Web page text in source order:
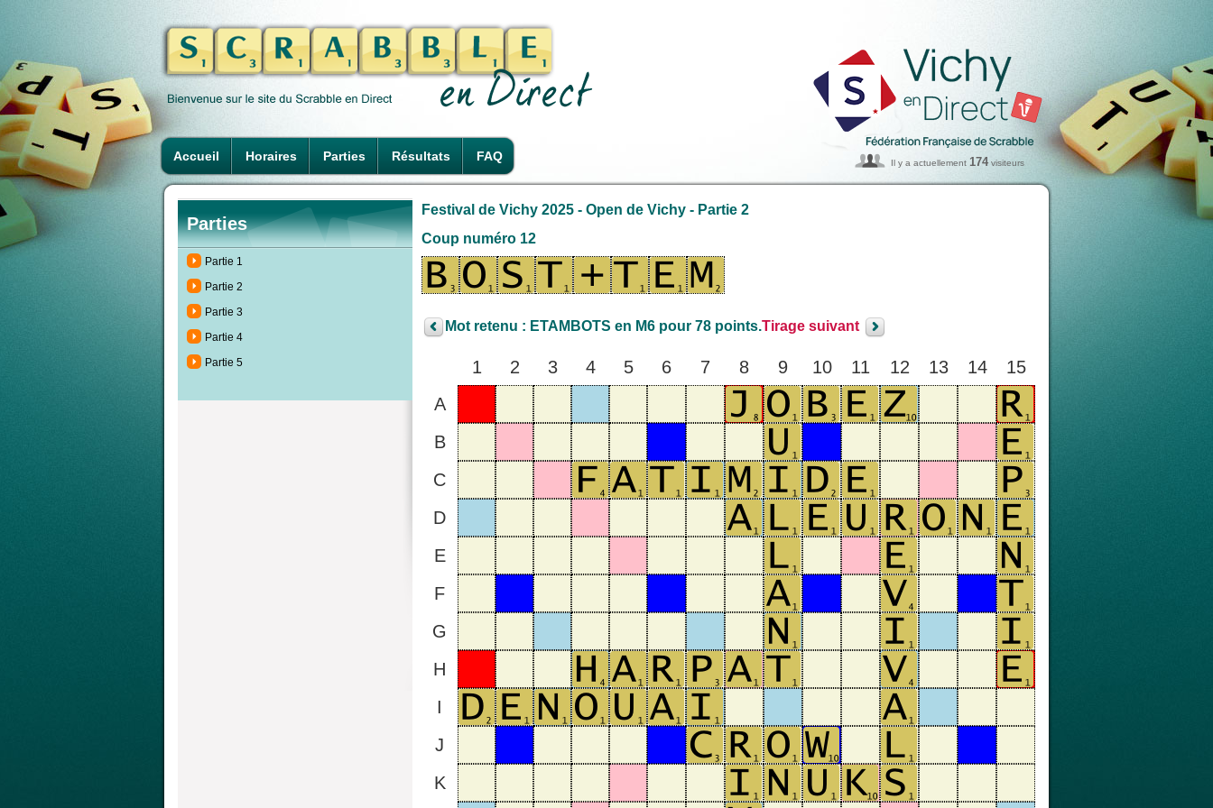
Accueil Horaires Parties Résultats FAQ Il y a actuellement 174 visiteurs
Parties
Partie 1
Partie 2
Partie 3
Partie 4
Partie 5
Festival de Vichy 2025 - Open de Vichy - Partie 2
Coup numéro 12
Mot retenu : ETAMBOTS en M6 pour 78 points.Tirage suivant
1 2 3 4 5 6 7 8 9 10 11 12 13 14
15
A
B
C
D
E
F
G
H
I
J
K